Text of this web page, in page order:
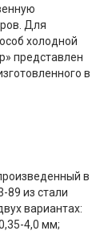
Для
холодной
представлен
в
в
89 из стали
вариантах:
4,0 мм;